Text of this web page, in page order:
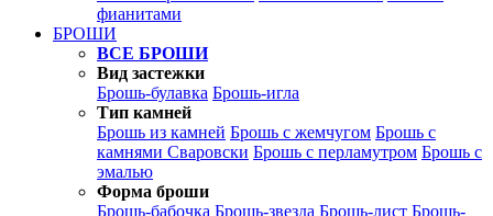
фианитами
БРОШИ
ВСЕ БРОШИ
Вид застежки
Брошь-булавка Брошь-игла
Тип камней
Брошь из камней Брошь с жемчугом Брошь с
камнями Сваровски Брошь с перламутром Брошь с
эмалью
Форма броши
Брошь-бабочка Брошь-звезда Брошь-лист Брошь-